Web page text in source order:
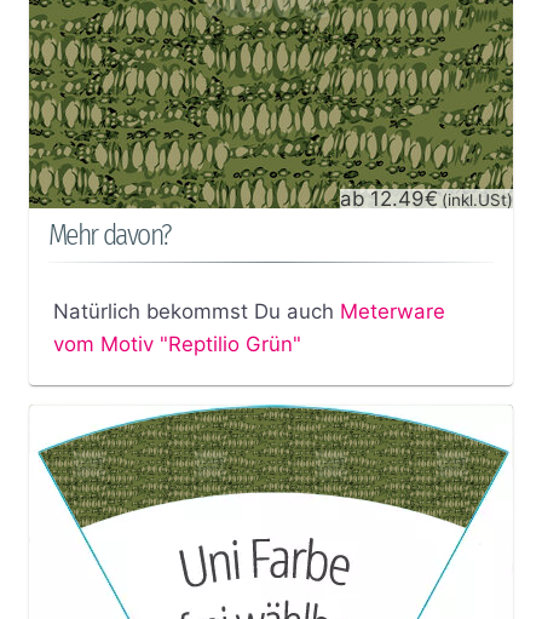
ab 12.49€ (inkl.USt)
Mehr davon?
Natürlich bekommst Du auch Meterware
vom Motiv "Reptilio Grün"